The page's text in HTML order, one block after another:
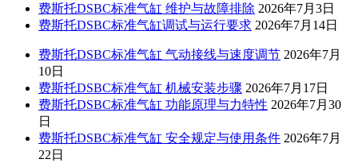
费斯托DSBC标准气缸 维护与故障排除 2026年7月3日
费斯托DSBC标准气缸调试与运行要求 2026年7月14日
费斯托DSBC标准气缸 气动接线与速度调节 2026年7月
10日
费斯托DSBC标准气缸 机械安装步骤 2026年7月17日
费斯托DSBC标准气缸 功能原理与力特性 2026年7月30
日
费斯托DSBC标准气缸 安全规定与使用条件 2026年7月
22日